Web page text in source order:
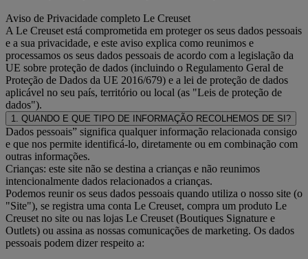
Aviso de Privacidade completo Le Creuset
A Le Creuset está comprometida em proteger os seus dados pessoais
e a sua privacidade, e este aviso explica como reunimos e
processamos os seus dados pessoais de acordo com a legislação da
UE sobre proteção de dados (incluindo o Regulamento Geral de
Proteção de Dados da UE 2016/679) e a lei de proteção de dados
aplicável no seu país, território ou local (as "Leis de proteção de
dados").
1. QUANDO E QUE TIPO DE INFORMAÇÃO RECOLHEMOS DE SI?
Dados pessoais” significa qualquer informação relacionada consigo
e que nos permite identificá-lo, diretamente ou em combinação com
outras informações.
Crianças: este site não se destina a crianças e não reunimos
intencionalmente dados relacionados a crianças.
Podemos reunir os seus dados pessoais quando utiliza o nosso site (o
"Site"), se registra uma conta Le Creuset, compra um produto Le
Creuset no site ou nas lojas Le Creuset (Boutiques Signature e
Outlets) ou assina as nossas comunicações de marketing. Os dados
pessoais podem dizer respeito a: